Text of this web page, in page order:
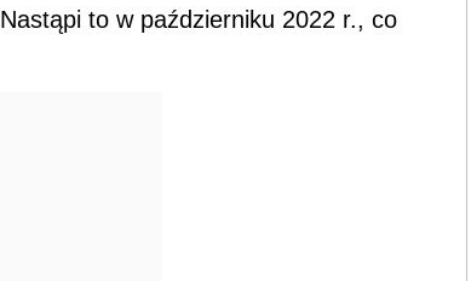
Nastąpi to w październiku 2022 r., co